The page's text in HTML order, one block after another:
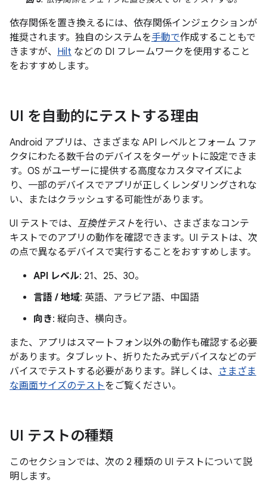
依存関係を置き換えるには、依存関係インジェクションが
推奨されます。独自のシステムを手動で作成することもで
きますが、 Hilt などの DI フレームワークを使用すること
をおすすめします。
UI を自動的にテストする理由
Android アプリは、さまざまな API レベルとフォーム ファ
クタにわたる数千台のデバイスをターゲットに設定できま
す。OS がユーザーに提供する高度なカスタマイズによ
り、一部のデバイスでアプリが正しくレンダリングされな
い、またはクラッシュする可能性があります。
UI テストでは、 互換性テストを行い、さまざまなコンテ
キストでのアプリの動作を確認できます。UI テストは、次
の点で異なるデバイスで実行することをおすすめします。
API レベル: 21、25、30。
言語 / 地域: 英語、アラビア語、中国語
向き: 縦向き、横向き。
また、アプリはスマートフォン以外の動作も確認する必要
があります。タブレット、折りたたみ式デバイスなどのデ
バイスでテストする必要があります。詳しくは、 さまざま
な画面サイズのテストをご覧ください。
UI テストの種類
このセクションでは、次の 2 種類の UI テストについて説
明します。